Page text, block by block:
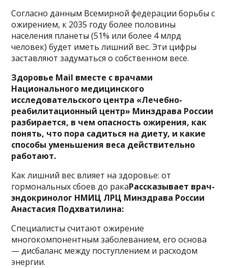
Согласно данным Всемирной федерации борьбы с
ожирением, к 2035 году более половины
населения планеты (51% или более 4 млрд
человек) будет иметь лишний вес. Эти цифры
заставляют задуматься о собственном весе.
Здоровье Mail вместе с врачами
Национального медицинского
исследовательского центра «Лечебно-
реабилитационный центр» Минздрава России
разбирается, в чем опасность ожирения, как
понять, что пора садиться на диету, и какие
способы уменьшения веса действительно
работают.
Как лишний вес влияет на здоровье: от
гормональных сбоев до ракаРассказывает врач-
эндокринолог НМИЦ ЛРЦ Минздрава России
Анастасия Подхватилина:
Специалисты считают ожирение
многокомпонентным заболеванием, его основа
— дисбаланс между поступлением и расходом
энергии.